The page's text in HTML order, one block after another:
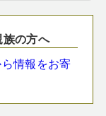
の方へ
情報をお寄